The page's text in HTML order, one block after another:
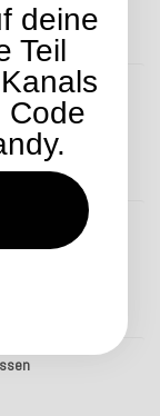
deine
Teil
Code